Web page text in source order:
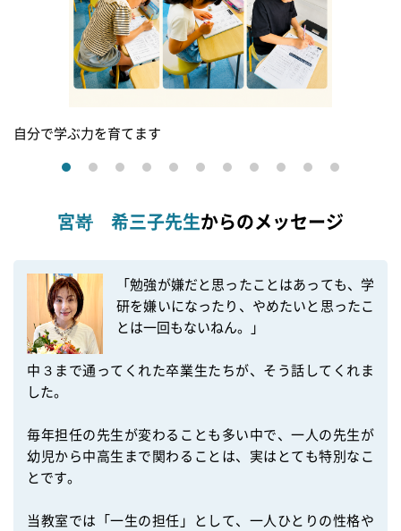
自分で学ぶ力を育てます
宮嵜 希三子先生からのメッセージ
「勉強が嫌だと思ったことはあっても、学
研を嫌いになったり、やめたいと思ったこ
とは一回もないねん。」
中３まで通ってくれた卒業生たちが、そう話してくれま
した。
毎年担任の先生が変わることも多い中で、一人の先生が
幼児から中高生まで関わることは、実はとても特別なこ
とです。
当教室では「一生の担任」として、一人ひとりの性格や